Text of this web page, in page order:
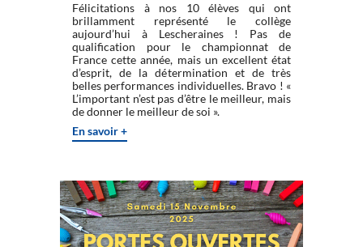
Félicitations à nos 10 élèves qui ont
brillamment représenté le collège
aujourd’hui à Lescheraines ! Pas de
qualification pour le championnat de
France cette année, mais un excellent état
d’esprit, de la détermination et de très
belles performances individuelles. Bravo ! «
L’important n’est pas d’être le meilleur, mais
de donner le meilleur de soi ».
En savoir +